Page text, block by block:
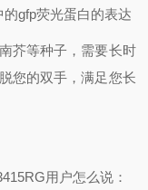
的gfp荧光蛋白的表达
芥等种子，需要长时
您的双手，满足您长
用户怎么说：